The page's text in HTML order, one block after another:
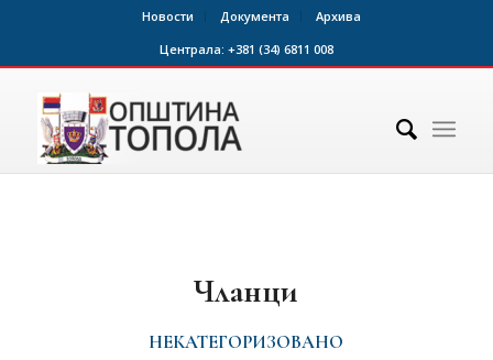
Новости Документа
Архива
Централа: +381 (34) 6811 008
Чланци
НЕКАТЕГОРИЗОВАНО